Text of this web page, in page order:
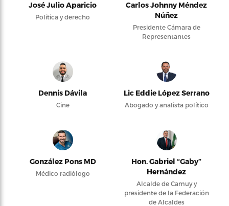
José Julio Aparicio
Política y derecho
Carlos Johnny Méndez
Núñez
Presidente Cámara de
Representantes
Dennis Dávila
Cine
Lic Eddie López Serrano
Abogado y analista político
González Pons MD
Médico radiólogo
Hon. Gabriel “Gaby”
Hernández
Alcalde de Camuy y
presidente de la Federación
de Alcaldes